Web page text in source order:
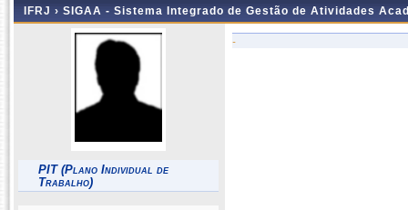
IFRJ › SIGAA - Sistema Integrado de Gestão de Atividades
PIT (Plano Individual de
Trabalho)
-